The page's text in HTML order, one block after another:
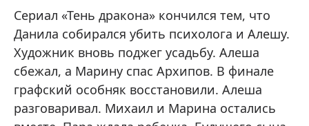
Сериал «Тень дракона» кончился тем, что
Данила собирался убить психолога и Алешу.
Художник вновь поджег усадьбу. Алеша
сбежал, а Марину спас Архипов. В финале
графский особняк восстановили. Алеша
разговаривал. Михаил и Марина остались